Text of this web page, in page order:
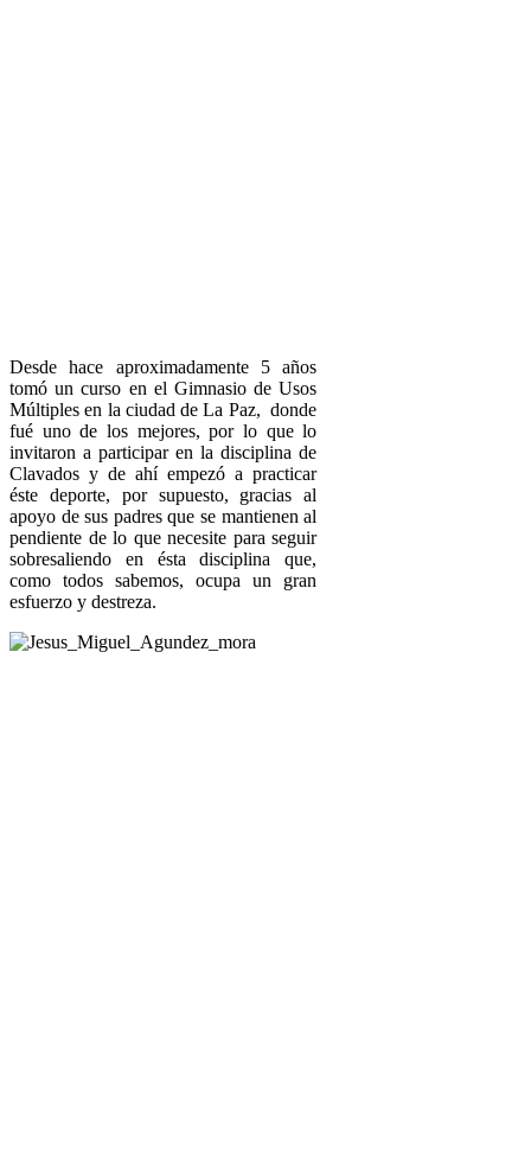
Desde hace aproximadamente 5 años
tomó un curso en el Gimnasio de Usos
Múltiples en la ciudad de La Paz, donde
fué uno de los mejores, por lo que lo
invitaron a participar en la disciplina de
Clavados y de ahí empezó a practicar
éste deporte, por supuesto, gracias al
apoyo de sus padres que se mantienen al
pendiente de lo que necesite para seguir
sobresaliendo en ésta disciplina que,
como todos sabemos, ocupa un gran
esfuerzo y destreza.